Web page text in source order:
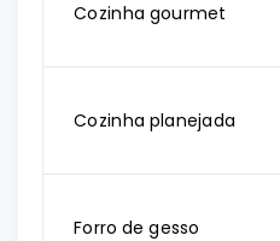
Cozinha gourmet
Cozinha planejada
Forro de gesso